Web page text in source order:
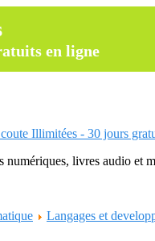
en ligne
Illimitées - 30 jours
livres audio et
Langages et